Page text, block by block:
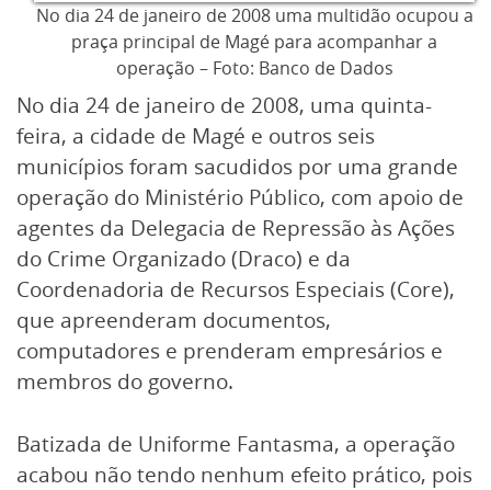
No dia 24 de janeiro de 2008 uma multidão ocupou a
praça principal de Magé para acompanhar a
operação – Foto: Banco de Dados
No dia 24 de janeiro de 2008, uma quinta-
feira, a cidade de Magé e outros seis
municípios foram sacudidos por uma grande
operação do Ministério Público, com apoio de
agentes da Delegacia de Repressão às Ações
do Crime Organizado (Draco) e da
Coordenadoria de Recursos Especiais (Core),
que apreenderam documentos,
computadores e prenderam empresários e
membros do governo.
Batizada de Uniforme Fantasma, a operação
acabou não tendo nenhum efeito prático, pois